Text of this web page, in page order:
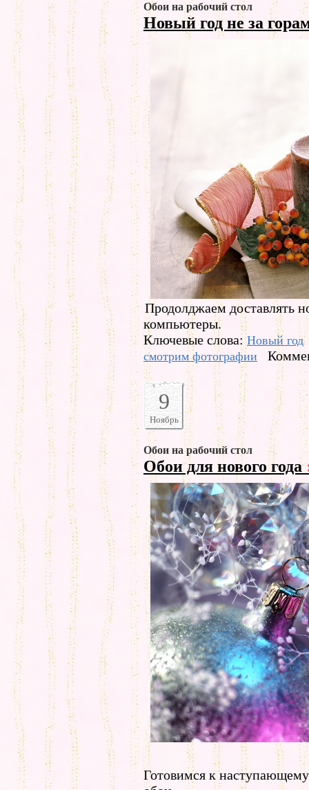
Обои на рабочий стол
Новый год не за
Продолджаем доставлять
компьютеры.
Ключевые слова:Новый год
смотрим фотографии
9
Ноябрь
Обои на рабочий стол
Обои для нового года
Готовимся к